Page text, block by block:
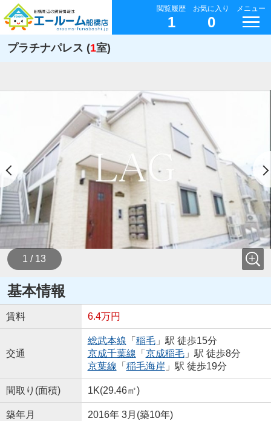
閲覧履歴
1
お気に入り
0
メニュー
プラチナパレス (1室)
1 / 13
基本情報
賃料 6.4万円
交通
総武本線 「 稲毛」駅 徒歩15分
京成千葉線 「 京成稲毛」駅 徒歩8分
京葉線 「 稲毛海岸 」駅 徒歩19分
間取り(面積) 1K(29.46㎡)
築年月 2016年 3月(築10年)